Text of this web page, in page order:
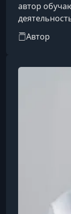
автор
технологий
Автор